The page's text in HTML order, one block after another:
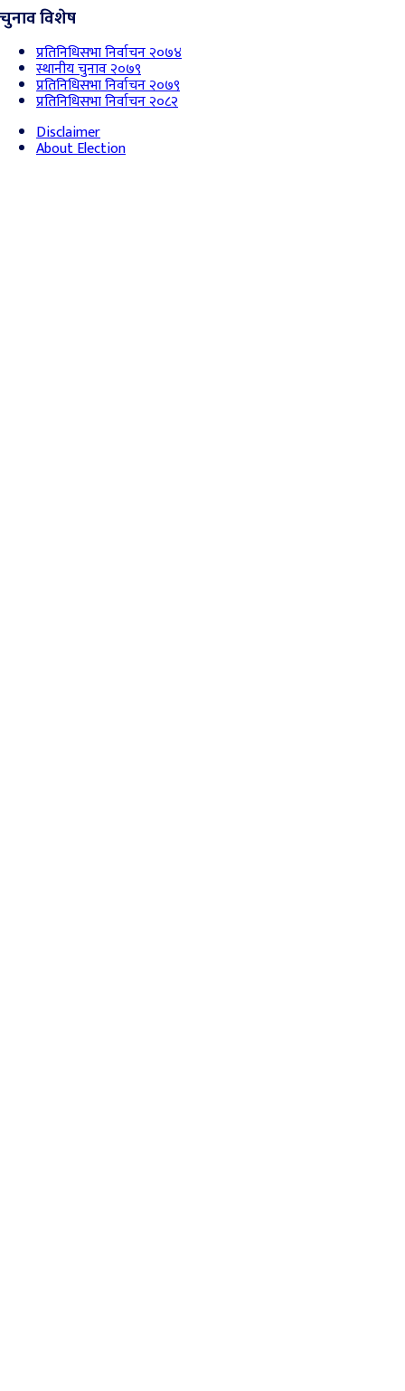
चुनाव विशेष
प्रतिनिधिसभा निर्वाचन २०७४
स्थानीय चुनाव २०७९
प्रतिनिधिसभा निर्वाचन २०७९
प्रतिनिधिसभा निर्वाचन २०८२
Disclaimer
About Election